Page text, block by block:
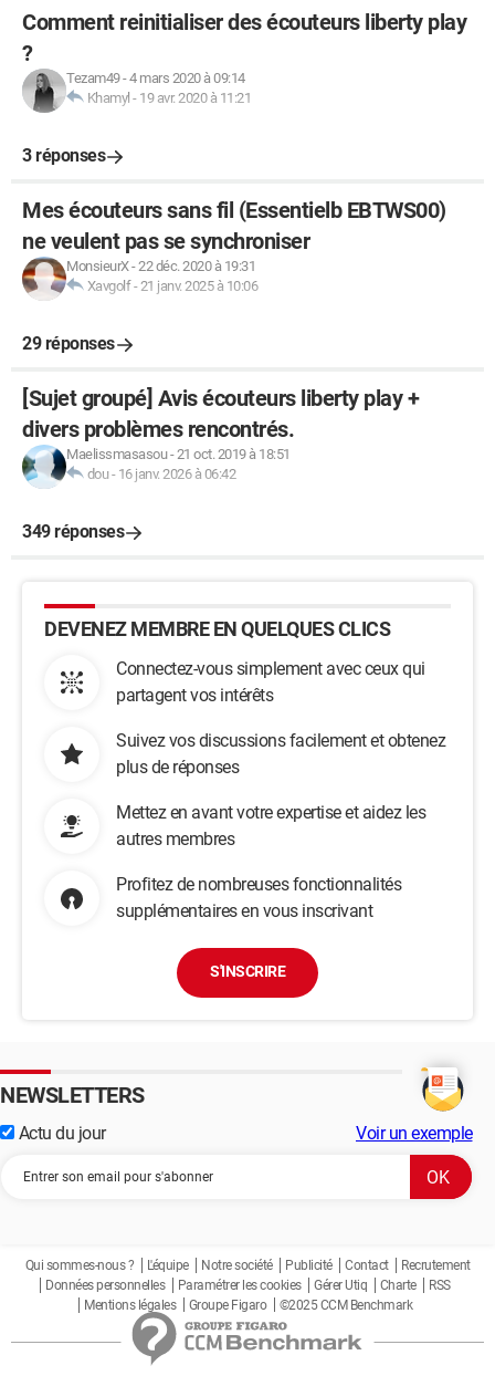
Comment reinitialiser des écouteurs liberty play
?
Tezam49-4 mars 2020 à 09:14
Khamyl - 19 avr. 2020 à 11:21
3 réponses
Mes écouteurs sans fil (Essentielb EBTWS00)
ne veulent pas se synchroniser
MonsieurX-22 déc. 2020 à 19:31
Xavgolf-21 janv. 2025 à 10:06
29 réponses
[Sujet groupé] Avis écouteurs liberty play +
divers problèmes rencontrés.
Maelissmasasou-21 oct. 2019 à 18:51
dou- 16 janv. 2026 à 06:42
349 réponses
DEVENEZ MEMBRE EN QUELQUES CLICS
Connectez-vous simplement avec ceux qui
partagent vos intérêts
Suivez vos discussions facilement et obtenez
plus de réponses
Mettez en avant votre expertise et aidez les
autres membres
Profitez de nombreuses fonctionnalités
supplémentaires en vous inscrivant
S'INSCRIRE
NEWSLETTERS
Actu du jour Voir un exemple
Qui sommes-nous ? L'équipe Notre société Publicité Contact
Recrutement
Données personnelles
Paramétrer les cookies Gérer Utiq Charte
RSS
Mentions légales
Groupe Figaro ©2025 CCM Benchmark